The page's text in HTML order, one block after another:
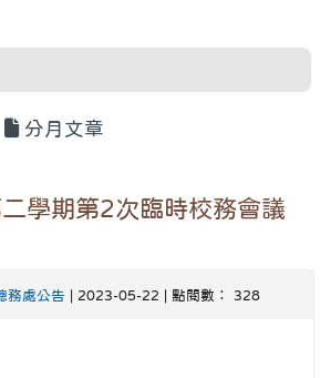
分月文章
學期第2次臨時校務會議
務處公告 | 2023-05-22 | 點閱數： 328